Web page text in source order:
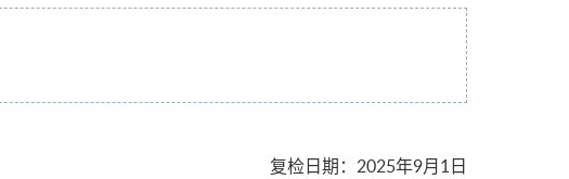
复检日期： 2025年9月1日